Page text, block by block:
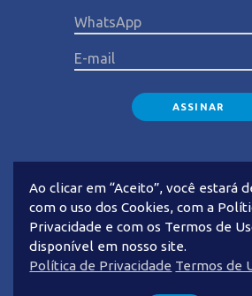
Privacidade Termos
Ao clicar em “Aceito”, você estará
com o uso dos Cookies, com a
Privacidade e com os Termos de
disponível em nosso site.
Política de Privacidade Termos de